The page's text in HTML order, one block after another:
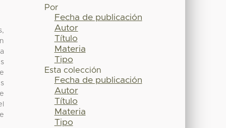
Por
Fecha de publicación
Autor
Título
Materia
Tipo
Esta colección
Fecha de publicación
Autor
Título
Materia
Tipo